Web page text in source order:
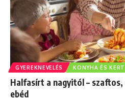
GYEREKNEVELÉS KONYHA ÉS KERT
Halfasírt a nagyitól –
ebéd